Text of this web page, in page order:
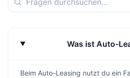
Was ist Auto-
Beim Auto-Leasing nutzt du ein